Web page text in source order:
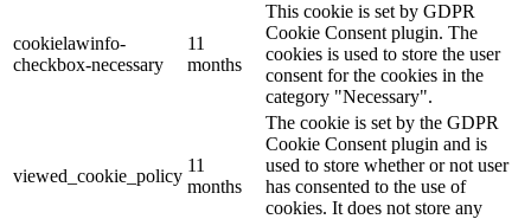
cookielawinfo-
checkbox-necessary
11
months
This cookie is set by GDPR
Cookie Consent plugin. The
cookies is used to store the user
consent for the cookies in the
category "Necessary".
viewed_cookie_policy
11
months
The cookie is set by the GDPR
Cookie Consent plugin and is
used to store whether or not user
has consented to the use of
cookies. It does not store any